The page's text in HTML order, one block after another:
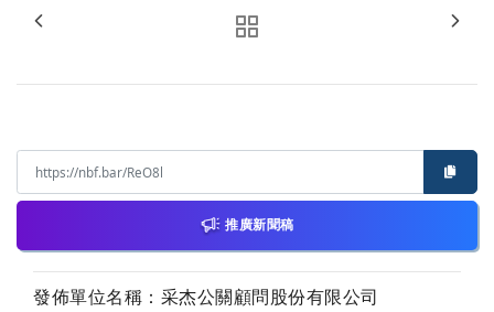
推廣新聞稿
發佈單位名稱：采杰公關顧問股份有限公司